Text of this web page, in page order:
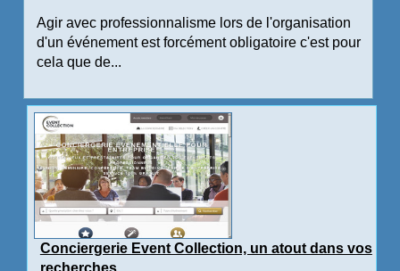
Agir avec professionnalisme lors de l'organisation
d'un événement est forcément obligatoire c'est pour
cela que de...
Conciergerie Event Collection, un atout dans vos
recherches